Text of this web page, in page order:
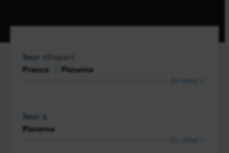
Jour 1
France
Panama
Jour 2
Panama